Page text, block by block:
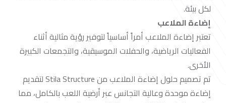
لكل بيئة.
إضاءة الملاعب
تعتبر إضاءة الملاعب أمراً أساسياً لتوفير رؤية مثالية أثناء
الفعاليات الرياضية، والحفلات الموسيقية، والتجمعات الكبيرة
الأخرى.
تم تصميم حلول إضاءة الملاعب من Stila Structure لتقديم
إضاءة موحدة وعالية التجانس عبر أرضية اللعب بالكامل، مما